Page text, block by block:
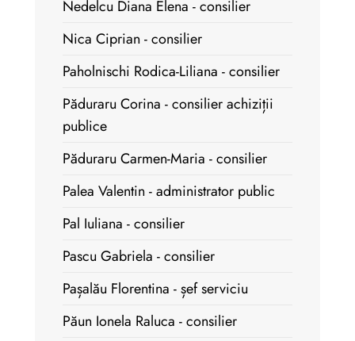
Nedelcu Diana Elena - consilier
Nica Ciprian - consilier
Paholnischi Rodica-Liliana - consilier
Păduraru Corina - consilier achiziții
publice
Păduraru Carmen-Maria - consilier
Palea Valentin - administrator public
Pal Iuliana - consilier
Pascu Gabriela - consilier
Pașalău Florentina - șef serviciu
Păun Ionela Raluca - consilier